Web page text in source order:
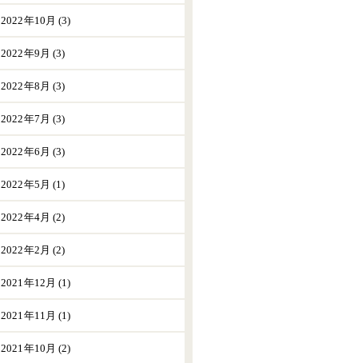
2022年10月 (3)
2022年9月 (3)
2022年8月 (3)
2022年7月 (3)
2022年6月 (3)
2022年5月 (1)
2022年4月 (2)
2022年2月 (2)
2021年12月 (1)
2021年11月 (1)
2021年10月 (2)